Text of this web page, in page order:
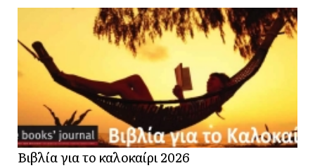
Βιβλία για το καλοκαίρι 2026